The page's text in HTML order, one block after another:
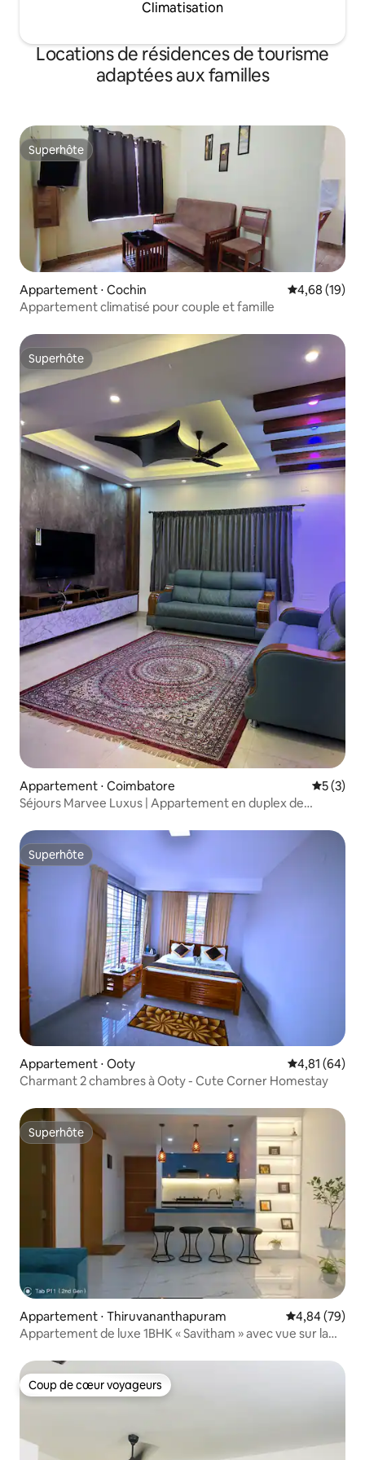
Climatisation
Locations de résidences de tourisme
adaptées aux familles
Superhôte
Superhôte
Appartement ⋅ Cochin Évaluation
4,68 (19)
Appartement climatisé pour couple et famille
Superhôte
Superhôte
Appartement ⋅ Coimbatore
5 (3)
Séjours Marvee Luxus | Appartement en duplex de
Superhôte
Superhôte
Appartement ⋅ Ooty Évaluation
4,81 (64)
Charmant 2 chambres à Ooty - Cute Corner Homestay
Superhôte
Superhôte
Appartement ⋅ Thiruvananthapuram Évaluation
4,84 (79)
Appartement de luxe 1BHK « Savitham » avec vue sur la
Coup de cœur voyageurs
Coup de cœur voyageurs